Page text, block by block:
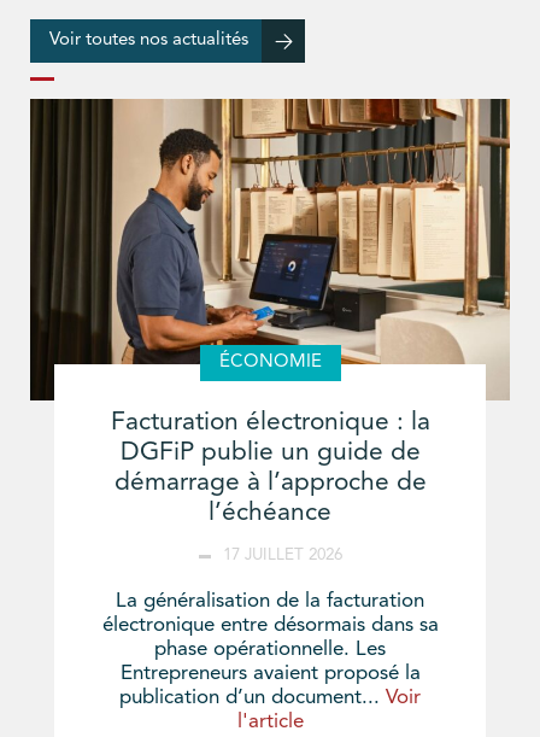
Voir toutes nos actualités
ÉCONOMIE
Facturation électronique : la
DGFiP publie un guide de
démarrage à l’approche de
l’échéance
17 JUILLET 2026
La généralisation de la facturation
électronique entre désormais dans sa
phase opérationnelle. Les
Entrepreneurs avaient proposé la
publication d’un document... Voir
l'article